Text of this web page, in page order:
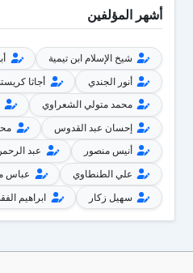
أشهر المؤلفين
شيخ الإسلام ابن تيمية
أنور الجندي
أجاثا
محمد متولي الشعراوي
إحسان عبد القدوس
أنيس منصور
عبد
علي الطنطاوي
عباس
سهيل زكار
ابراهيم